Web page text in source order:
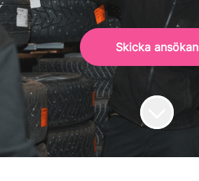
Skicka ansökan